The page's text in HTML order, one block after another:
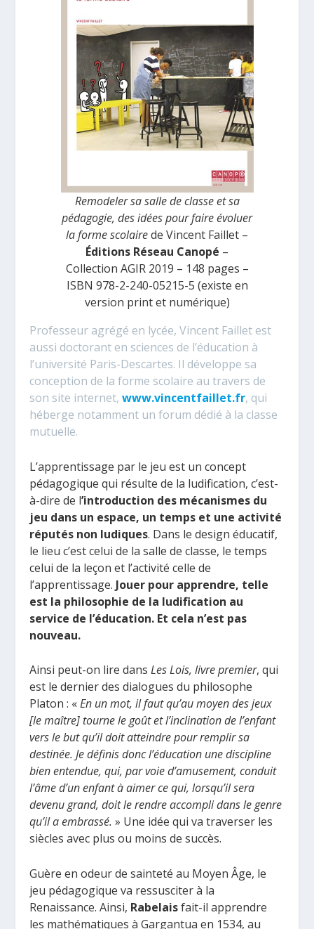
Remodeler sa salle de classe et sa
pédagogie, des idées pour faire évoluer
la forme scolairede Vincent Faillet –
Éditions Réseau Canopé –
Collection AGIR 2019 – 148 pages –
ISBN 978-2-240-05215-5 (existe en
version print et numérique)
Professeur agrégé en lycée, Vincent Faillet est
aussi doctorant en sciences de l’éducation à
l’université Paris-Descartes. Il développe sa
conception de la forme scolaire au travers de
son site internet,www.vincentfaillet.fr, qui
héberge notamment un forum dédié à la classe
mutuelle.
L’apprentissage par le jeu est un concept
pédagogique qui résulte de la ludification, c’est-
à-dire de l’introduction des mécanismes du
jeu dans un espace, un temps et une activité
réputés non ludiques. Dans le design éducatif,
le lieu c’est celui de la salle de classe, le temps
celui de la leçon et l’activité celle de
l’apprentissage. Jouer pour apprendre, telle
est la philosophie de la ludification au
service de l’éducation. Et cela n’est pas
nouveau.
Ainsi peut-on lire dansLes Lois, livre premier, qui
est le dernier des dialogues du philosophe
Platon : «En un mot, il faut qu’au moyen des jeux
[le maître] tourne le goût et l’inclination de l’enfant
vers le but qu’il doit atteindre pour remplir sa
destinée. Je définis donc l’éducation une discipline
bien entendue, qui, par voie d’amusement, conduit
l’âme d’un enfant à aimer ce qui, lorsqu’il sera
devenu grand, doit le rendre accompli dans le genre
qu’il a embrassé. » Une idée qui va traverser les
siècles avec plus ou moins de succès.
Guère en odeur de sainteté au Moyen Âge, le
jeu pédagogique va ressusciter à la
Renaissance. Ainsi, Rabelaisfait-il apprendre
les mathématiques à Gargantua en 1534, au